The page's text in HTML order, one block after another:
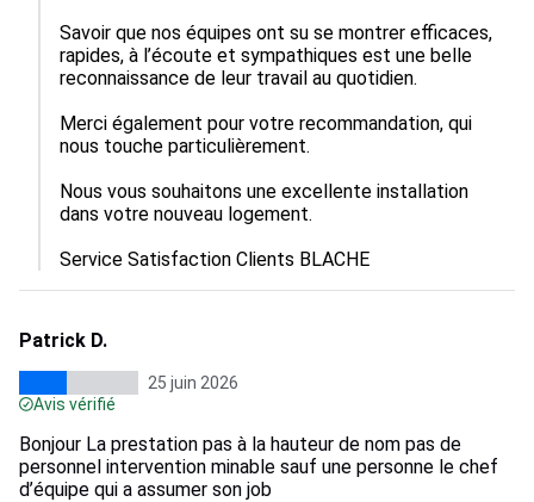
Savoir que nos équipes ont su se montrer efficaces,
rapides, à l’écoute et sympathiques est une belle
reconnaissance de leur travail au quotidien.
Merci également pour votre recommandation, qui
nous touche particulièrement.
Nous vous souhaitons une excellente installation
dans votre nouveau logement.
Service Satisfaction Clients BLACHE
Patrick D.
25 juin 2026
Avis vérifié
Bonjour La prestation pas à la hauteur de nom pas de
personnel intervention minable sauf une personne le chef
d’équipe qui a assumer son job